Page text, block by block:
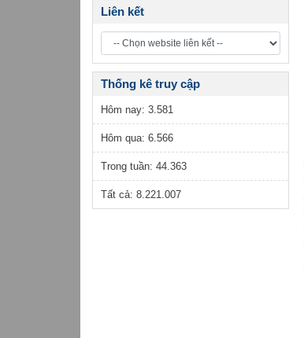
Liên kết
Thống kê truy cập
Hôm nay: 3.581
Hôm qua: 6.566
Trong tuần: 44.363
Tất cả: 8.221.007